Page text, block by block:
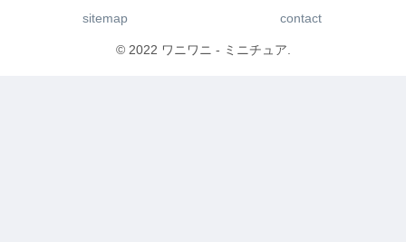
sitemap
contact
© 2022 ワニワニ - ミニチュア.